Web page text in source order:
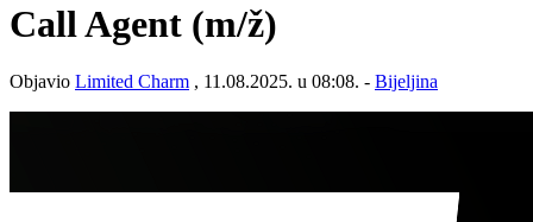
Call Agent (m/ž)
Objavio Limited Charm , 11.08.2025. u 08:08. - Bijeljina